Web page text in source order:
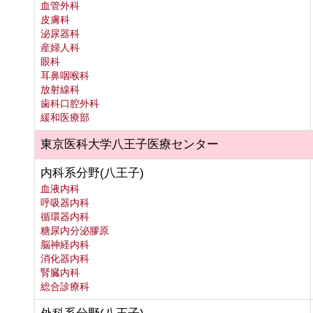
血管外科
皮膚科
泌尿器科
産婦人科
眼科
耳鼻咽喉科
放射線科
歯科口腔外科
緩和医療部
東京医科大学八王子医療センター
内科系分野(八王子)
血液内科
呼吸器内科
循環器内科
糖尿内分泌膠原
脳神経内科
消化器内科
腎臓内科
総合診療科